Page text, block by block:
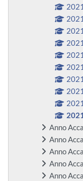
Anno
Anno
Anno
Anno
Anno